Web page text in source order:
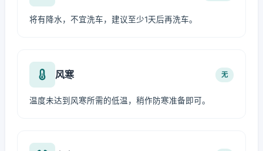
将有降水，不宜洗车，建议至少1天后再洗车。
风寒 无
温度未达到风寒所需的低温，稍作防寒准备即可。